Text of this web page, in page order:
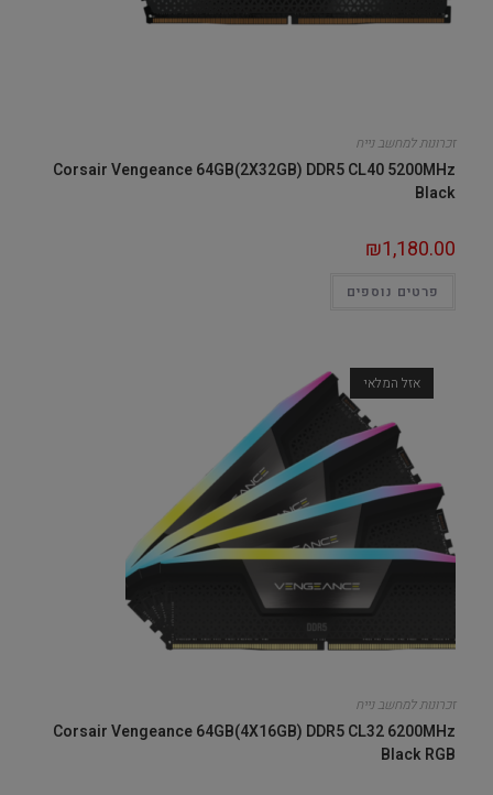
זכרונות למחשב נייח
Corsair Vengeance 64GB(2X32GB) DDR5 CL40 5200MHz
Black
₪1,180.00
פרטים נוספים
אזל המלאי
זכרונות למחשב נייח
Corsair Vengeance 64GB(4X16GB) DDR5 CL32 6200MHz
Black RGB